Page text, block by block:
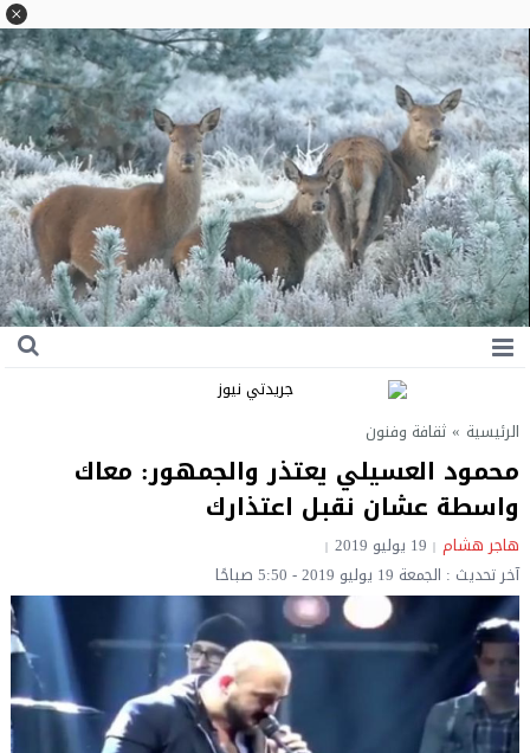
الرئيسية » ثقافة وفنون
محمود العسيلي يعتذر والجمهور: معاك
واسطة عشان نقبل اعتذارك
هاجر هشام 19 يوليو 2019
آخر تحديث : الجمعة 19 يوليو 2019 - 5:50 صباحًا